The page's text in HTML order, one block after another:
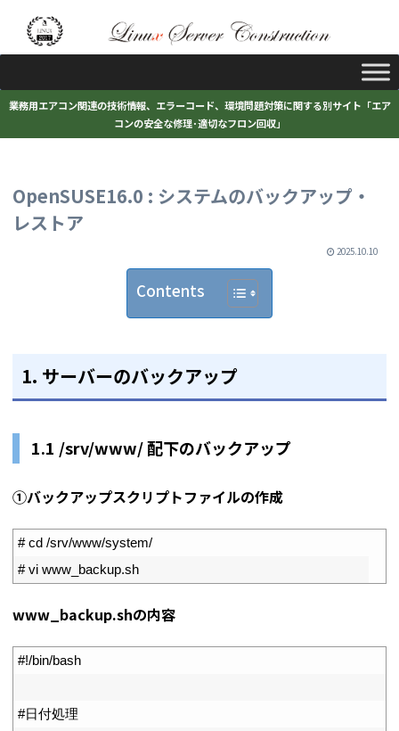
業務用エアコン関連の技術情報、エラーコード、環境問題対策に関する別サイト「エア
コンの安全な修理･適切なフロン回収」
OpenSUSE16.0 : システムのバックアップ・
レストア
2025.10.10
Contents
1. サーバーのバックアップ
1.1 /srv/www/ 配下のバックアップ
①バックアップスクリプトファイルの作成
# cd /srv/www/system/
# vi www_backup.sh
www_backup.shの内容
#!/bin/bash
#日付処理